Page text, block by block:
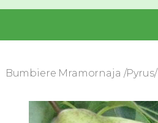
Bumbiere Mramornaja /Pyrus/